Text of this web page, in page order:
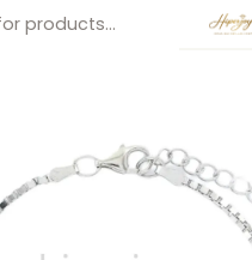
La Costa del Sol plata